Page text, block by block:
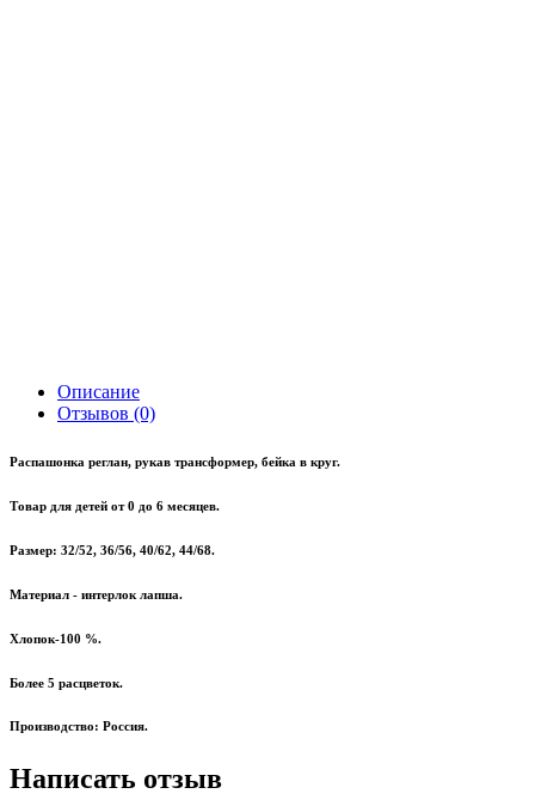
Описание
Отзывов (0)
Распашонка реглан, рукав трансформер, бейка в круг.
Товар для детей от 0 до 6 месяцев.
Размер: 32/52, 36/56, 40/62, 44/68.
Материал - интерлок лапша.
Хлопок-100 %.
Более 5 расцветок.
Производство: Россия.
Написать отзыв